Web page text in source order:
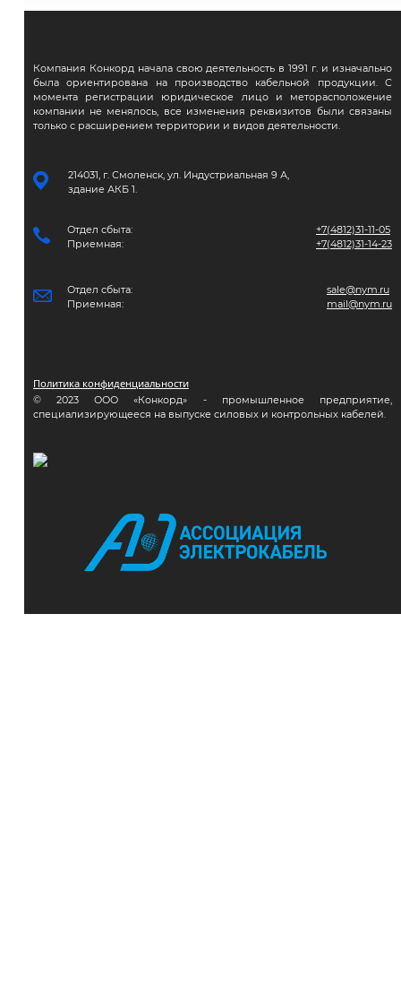
Компания Конкорд начала свою деятельность в 1991 г. и изначально
была ориентирована на производство кабельной продукции. С
момента регистрации юридическое лицо и меторасположение
компании не менялось, все изменения реквизитов были связаны
только с расширением территории и видов деятельности.
214031, г. Смоленск, ул. Индустриальная 9 А,
здание АКБ 1.
Отдел сбыта:
Приемная:
+7(4812)31-11-05
+7(4812)31-14-23
Отдел сбыта:
Приемная:
sale@nym.ru
mail@nym.ru
Политика конфиденциальности
© 2023 ООО «Конкорд» - промышленное предприятие,
специализирующееся на выпуске силовых и контрольных кабелей.